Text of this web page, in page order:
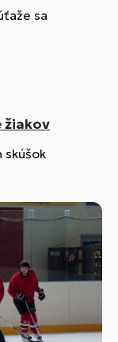
sa
žiakov
skúšok